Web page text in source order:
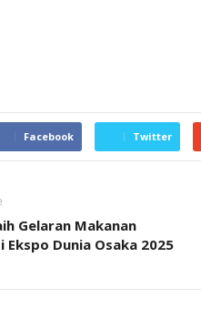
Facebook Twitter
Gelaran Makanan
Ekspo Dunia Osaka 2025